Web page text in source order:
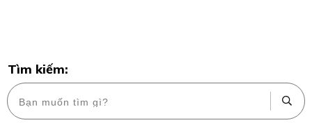
Tìm kiếm: